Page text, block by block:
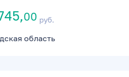
00 руб.
область